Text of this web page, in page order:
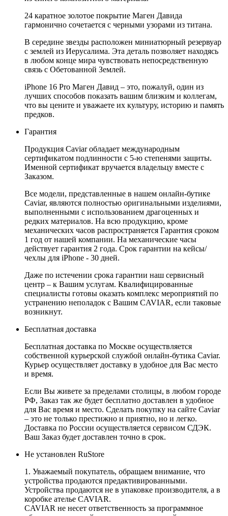
24 каратное золотое покрытие Маген Давида
гармонично сочетается с черными узорами из титана.
В середине звезды расположен миниатюрный резервуар
с землей из Иерусалима. Эта деталь позволяет находясь
в любом конце мира чувствовать непосредственную
связь с Обетованной Землей.
iPhone 16 Pro Маген Давид – это, пожалуй, один из
лучших способов показать вашим близким и коллегам,
что вы цените и уважаете их культуру, историю и память
предков.
Гарантия
Продукция Caviar обладает международным
сертификатом подлинности с 5-ю степенями защиты.
Именной сертификат вручается владельцу вместе с
Заказом.
Все модели, представленные в нашем онлайн-бутике
Caviar, являются полностью оригинальными изделиями,
выполненными с использованием драгоценных и
редких материалов. На всю продукцию, кроме
механических часов распространяется Гарантия сроком
1 год от нашей компании. На механические часы
действует гарантия 2 года. Срок гарантии на кейсы/
чехлы для iPhone - 30 дней.
Даже по истечении срока гарантии наш сервисный
центр – к Вашим услугам. Квалифицированные
специалисты готовы оказать комплекс мероприятий по
устранению неполадок с Вашим CAVIAR, если таковые
возникнут.
Бесплатная доставка
Бесплатная доставка по Москве осуществляется
собственной курьерской службой онлайн-бутика Caviar.
Курьер осуществляет доставку в удобное для Вас место
и время.
Если Вы живете за пределами столицы, в любом городе
РФ, Заказ так же будет бесплатно доставлен в удобное
для Вас время и место. Сделать покупку на сайте Caviar
– это не только престижно и приятно, но и легко.
Доставка по России осуществляется сервисом СДЭК.
Ваш Заказ будет доставлен точно в срок.
Не установлен RuStore
1. Уважаемый покупатель, обращаем внимание, что
устройства продаются предактивированными.
Устройства продаются не в упаковке производителя, а в
коробке ателье CAVIAR.
CAVIAR не несет ответственность за программное